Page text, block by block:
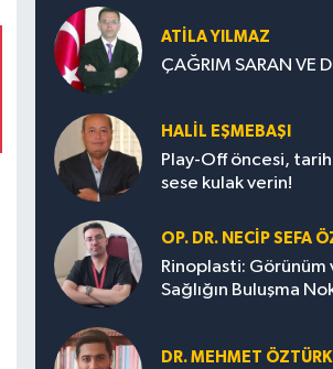
ATILA YILMAZ
ÇAĞRIM SARAN VE
HALIL EŞMEBAŞI
Play-Off öncesi,
sese kulak verin!
OP. DR. NECIP SEFA
Rinoplasti: Görünüm
Sağlığın Buluşma
DR. MEHMET ÖZTÜRK